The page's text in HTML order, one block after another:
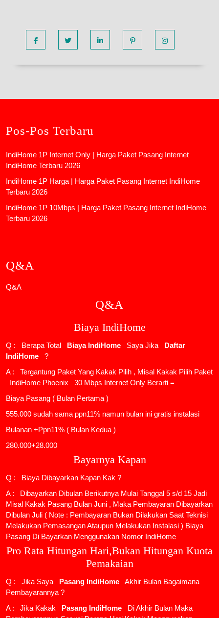
Pos-Pos Terbaru
IndiHome 1P Internet Only | Harga Paket Pasang Internet
IndiHome Terbaru 2026
IndiHome 1P Harga | Harga Paket Pasang Internet IndiHome
Terbaru 2026
IndiHome 1P 10Mbps | Harga Paket Pasang Internet IndiHome
Terbaru 2026
Q&A
Q&A
Q&A
Biaya IndiHome
Q : Berapa Total Biaya IndiHome Saya Jika
Daftar
IndiHome
?
A : Tergantung Paket Yang Kakak Pilih , Misal Kakak Pilih Paket
IndiHome Phoenix
30 Mbps Internet Only Berarti =
Biaya Pasang ( Bulan Pertama )
555.000 sudah sama ppn11% namun bulan ini gratis instalasi
Bulanan +Ppn11% ( Bulan Kedua )
280.000+28.000
Bayarnya Kapan
Q : Biaya Dibayarkan Kapan Kak ?
A : Dibayarkan Dibulan Berikutnya Mulai Tanggal 5 s/d 15 Jadi
Misal Kakak Pasang Bulan Juni , Maka Pembayaran Dibayarkan
Dibulan Juli ( Note : Pembayaran Bukan Dilakukan Saat Teknisi
Melakukan Pemasangan Ataupun Melakukan Instalasi ) Biaya
Pasang Di Bayarkan Menggunakan Nomor IndiHome
Pro Rata Hitungan Hari,Bukan Hitungan Kuota
Pemakaian
Q : Jika Saya Pasang IndiHome
Akhir Bulan Bagaimana
Pembayarannya ?
A : Jika Kakak
Pasang IndiHome
Di Akhir Bulan Maka